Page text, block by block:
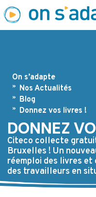
On s’adapte
Nos Actualités
Blog
Donnez vos livres !
DONNEZ
Citeco collecte
Bruxelles ! Un
réemploi des livres et
des travailleurs en